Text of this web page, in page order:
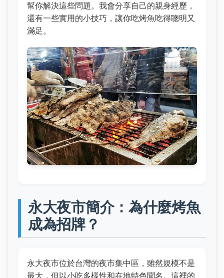
幫你解決這些問題。我會分享自己的親身經歷，
還有一些實用的小技巧，讓你吃烤魚吃得聰明又
滿足。
永大夜市簡介：為什麼烤魚
成為招牌？
永大夜市位於台灣的夜市集中區，雖然規模不是
最大，但以小吃多樣性和在地特色聞名。這裡的